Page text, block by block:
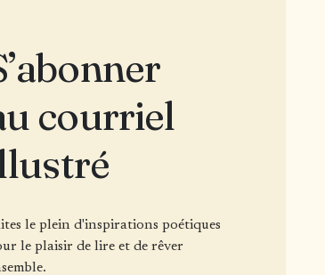
courriel
le plein d'inspirations poétiques
le plaisir de lire et de rêver